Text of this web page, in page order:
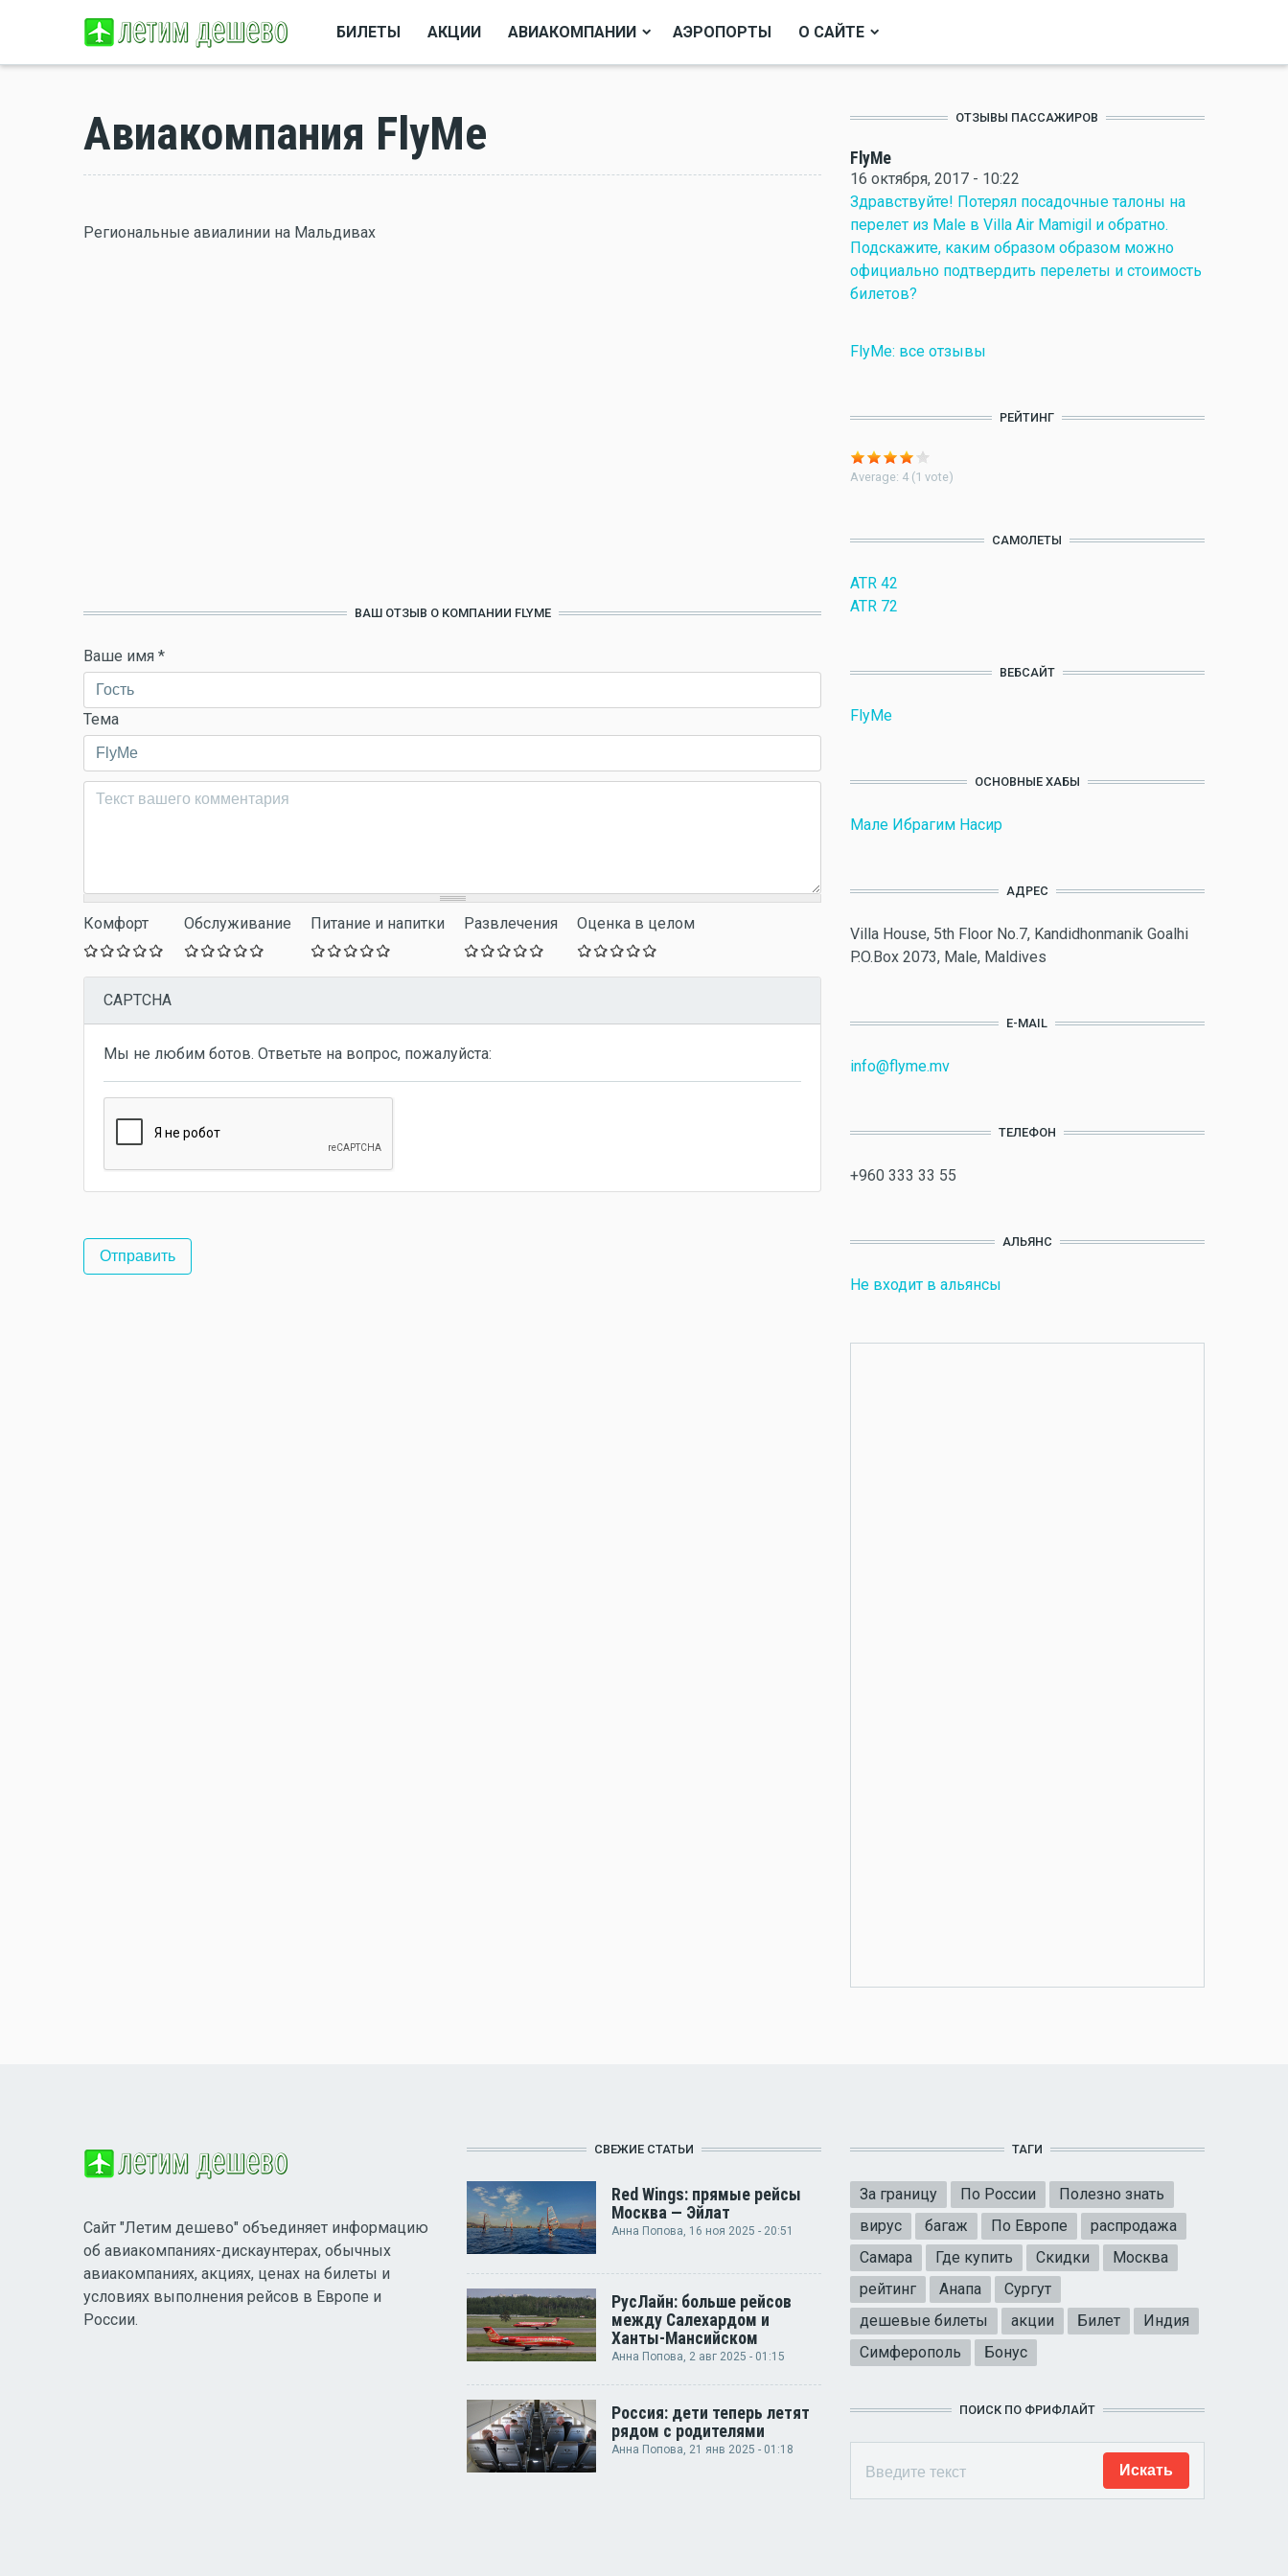
БИЛЕТЫ АКЦИИ АВИАКОМПАНИИ АЭРОПОРТЫ О САЙТЕ
Авиакомпания FlyMe
Региональные авиалинии на Мальдивах
ВАШ ОТЗЫВ О КОМПАНИИ FLYME
Ваше имя *
Тема
Комментарий*
Комфорт Обслуживание Питание и напитки Развлечения Оценка в целом
CAPTCHA
Мы не любим ботов. Ответьте на вопрос, пожалуйста:
ОТЗЫВЫ ПАССАЖИРОВ
FlyMe
16 октября, 2017 - 10:22
Здравствуйте! Потерял посадочные талоны на
перелет из Male в Villa Air Mamigil и обратно.
Подскажите, каким образом образом можно
официально подтвердить перелеты и стоимость
билетов?
FlyMe: все отзывы
РЕЙТИНГ
Average: 4 (1 vote)
САМОЛЕТЫ
ATR 42
ATR 72
ВЕБСАЙТ
FlyMe
ОСНОВНЫЕ ХАБЫ
Мале Ибрагим Насир
АДРЕС
Villa House, 5th Floor No.7, Kandidhonmanik Goalhi
P.O.Box 2073, Male, Maldives
E-MAIL
info@flyme.mv
ТЕЛЕФОН
+960 333 33 55
АЛЬЯНС
Не входит в альянсы
Сайт "Летим дешево" объединяет информацию
об авиакомпаниях-дискаунтерах, обычных
авиакомпаниях, акциях, ценах на билеты и
условиях выполнения рейсов в Европе и
России.
СВЕЖИЕ СТАТЬИ
Red Wings: прямые рейсы
Москва — Эйлат
Анна Попова, 16 ноя 2025 - 20:51
РусЛайн: больше рейсов
между Салехардом и
Ханты-Мансийском
Анна Попова, 2 авг 2025 - 01:15
Россия: дети теперь летят
рядом с родителями
Анна Попова, 21 янв 2025 - 01:18
ТАГИ
За границу По России
Полезно знать
вирус
багаж По Европе
распродажа
Самара
Где купить Скидки
Москва
рейтинг
Анапа
Сургут
дешевые билеты
акции Билет
Индия
Симферополь
Бонус
ПОИСК ПО ФРИФЛАЙТ